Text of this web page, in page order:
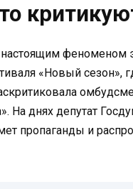
феноменом
«Новый сезон»,
На днях депутат
пропаганды и